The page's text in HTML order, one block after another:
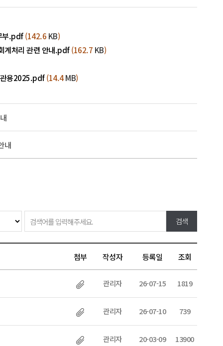
부.pdf (142.6 KB)
계처리 관련 안내.pdf (162.7 KB)
관용2025.pdf (14.4MB)
내
첨부 작성자 등록일 조회
관리자 26-07-15 1819
관리자 26-07-10 739
관리자 20-03-09 13900